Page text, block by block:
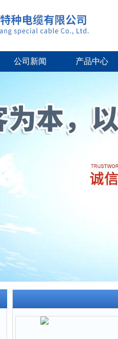
公司新闻 产品中心